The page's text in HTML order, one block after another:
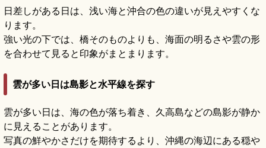
日差しがある日は、浅い海と沖合の色の違いが見えやすくな
ります。
強い光の下では、橋そのものよりも、海面の明るさや雲の形
を合わせて見ると印象がまとまります。
雲が多い日は島影と水平線を探す
雲が多い日は、海の色が落ち着き、久高島などの島影が静か
に見えることがあります。
写真の鮮やかさだけを期待するより、沖縄の海辺にある穏や